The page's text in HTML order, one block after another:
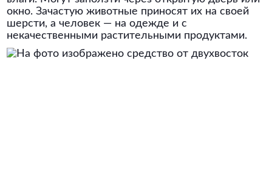
окно. Зачастую животные приносят их на своей
шерсти, а человек — на одежде и с
некачественными растительными продуктами.